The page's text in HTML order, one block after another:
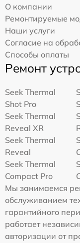
О компании
Ремонтируемые
Наши услуги
Согласие на
Способы оплаты
Ремонт
Seek Thermal
Shot Pro
Seek Thermal
Reveal XR
Seek Thermal
Reveal
Seek Thermal
Compact Pro
Мы занимаемся
обслуживанием
гарантийного
работает
авторизации от